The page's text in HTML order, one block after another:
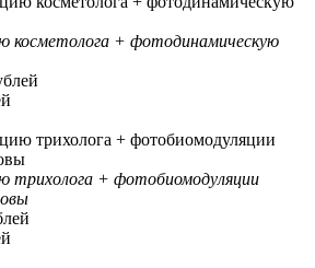
косметолога + фотодинамическую
трихолога + фотобиомодуляции